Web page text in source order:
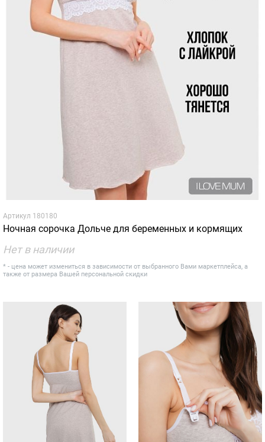
Артикул 180180
Ночная сорочка Дольче для беременных и кормящих
Нет в наличии
* - цена может измениться в зависимости от выбранного Вами маркетплейса, а
также от размера Вашей персональной скидки